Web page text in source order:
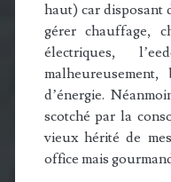
haut) car disposant
gérer chauffage,
électriques,
d’énergie.
scotché par la
vieux hérité de
office mais